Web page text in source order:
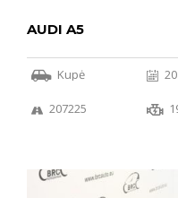
AUDI A5
Kupė
207225